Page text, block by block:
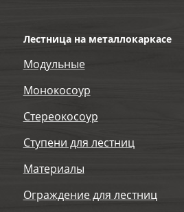
Лестница на металлокаркасе
Модульные
Монокосоур
Стереокосоур
Ступени для лестниц
Материалы
Ограждение для лестниц